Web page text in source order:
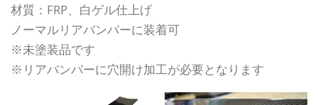
材質：FRP、白ゲル仕上げ
ノーマルリアバンパーに装着可
※未塗装品です
※リアバンパーに穴開け加工が必要となります